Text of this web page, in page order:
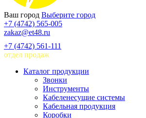
Ваш город Выберите город
+7 (4742) 565-005
zakaz@et48.ru
+7 (4742) 561-111
отдел продаж
Каталог продукции
Звонки
Инструменты
Кабеленесущие системы
Кабельная продукция
Коробки